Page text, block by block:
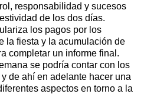
responsabilidad y sucesos
de los dos días.
los pagos por los
la fiesta y la acumulación de
completar un informe final.
se podría contar con los
de ahí en adelante hacer una
aspectos en torno a la